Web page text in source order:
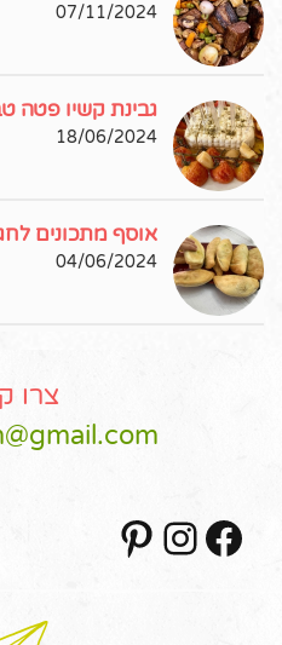
07/11/2024
גבינת קשיו פטה
18/06/2024
אוסף מתכונים
04/06/2024
צרו
Facebook